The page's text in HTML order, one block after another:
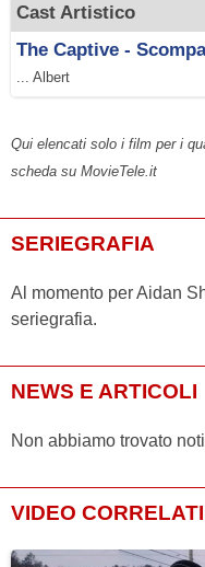
Cast Artistico
The Captive -
... Albert
Qui elencati solo i film per i
scheda su MovieTele.it
SERIEGRAFIA
Al momento per Aidan
seriegrafia.
NEWS E ARTICOLI
Non abbiamo trovato
VIDEO